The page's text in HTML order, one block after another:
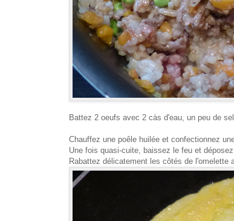
Battez 2 oeufs avec 2 càs d'eau, un peu de
Chauffez une poêle huilée et confectionnez
Une fois quasi-cuite, baissez le feu et
Rabattez délicatement les côtés de l'omelette